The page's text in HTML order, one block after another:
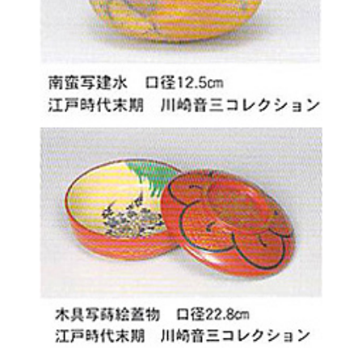
館内ガイド
よくあるご質問
茶室「陶翠庵」
基本理念
美術館からのお願い